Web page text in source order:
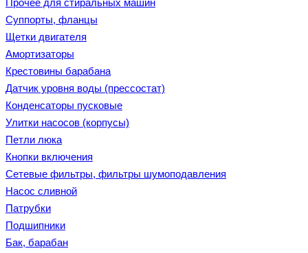
Прочее для стиральных машин
Суппорты, фланцы
Щетки двигателя
Амортизаторы
Крестовины барабана
Датчик уровня воды (прессостат)
Конденсаторы пусковые
Улитки насосов (корпусы)
Петли люка
Кнопки включения
Сетевые фильтры, фильтры шумоподавления
Насос сливной
Патрубки
Подшипники
Бак, барабан